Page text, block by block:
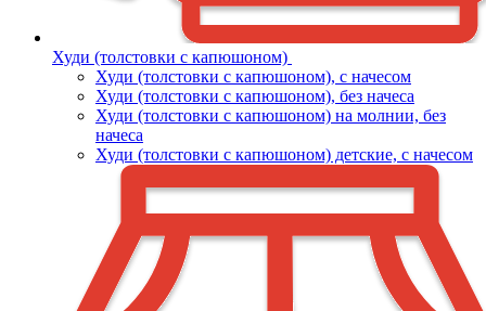
Худи (толстовки с капюшоном)
Худи (толстовки c капюшоном), с начесом
Худи (толстовки c капюшоном), без начеса
Худи (толстовки с капюшоном) на молнии, без
начеса
Худи (толстовки c капюшоном) детские, с начесом